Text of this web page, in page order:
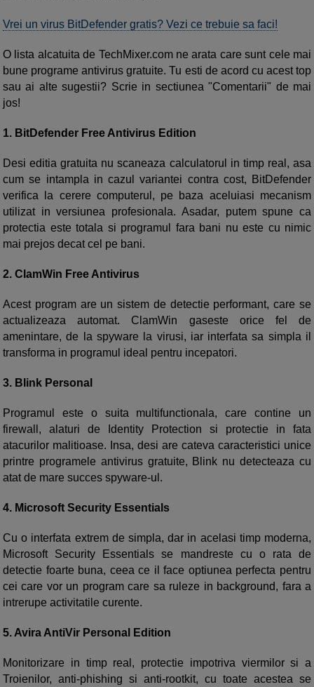
Vrei un virus BitDefender gratis? Vezi ce trebuie sa faci!
O lista alcatuita de TechMixer.com ne arata care sunt cele mai
bune programe antivirus gratuite. Tu esti de acord cu acest top
sau ai alte sugestii? Scrie in sectiunea "Comentarii" de mai
jos!
1. BitDefender Free Antivirus Edition
Desi editia gratuita nu scaneaza calculatorul in timp real, asa
cum se intampla in cazul variantei contra cost, BitDefender
verifica la cerere computerul, pe baza aceluiasi mecanism
utilizat in versiunea profesionala. Asadar, putem spune ca
protectia este totala si programul fara bani nu este cu nimic
mai prejos decat cel pe bani.
2. ClamWin Free Antivirus
Acest program are un sistem de detectie performant, care se
actualizeaza automat. ClamWin gaseste orice fel de
amenintare, de la spyware la virusi, iar interfata sa simpla il
transforma in programul ideal pentru incepatori.
3. Blink Personal
Programul este o suita multifunctionala, care contine un
firewall, alaturi de Identity Protection si protectie in fata
atacurilor malitioase. Insa, desi are cateva caracteristici unice
printre programele antivirus gratuite, Blink nu detecteaza cu
atat de mare succes spyware-ul.
4. Microsoft Security Essentials
Cu o interfata extrem de simpla, dar in acelasi timp moderna,
Microsoft Security Essentials se mandreste cu o rata de
detectie foarte buna, ceea ce il face optiunea perfecta pentru
cei care vor un program care sa ruleze in background, fara a
intrerupe activitatile curente.
5. Avira AntiVir Personal Edition
Monitorizare in timp real, protectie impotriva viermilor si a
Troienilor, anti-phishing si anti-rootkit, cu toate acestea se